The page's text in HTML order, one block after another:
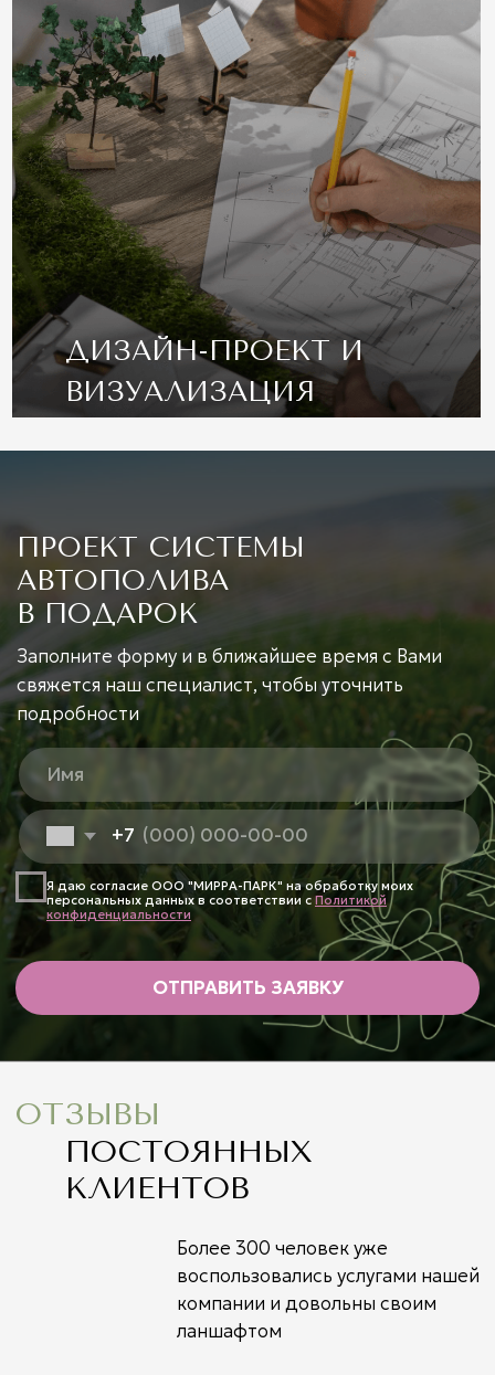
Мирра-парк 2023. Все права зищищены
mybigtime.ru
Разработано командой: